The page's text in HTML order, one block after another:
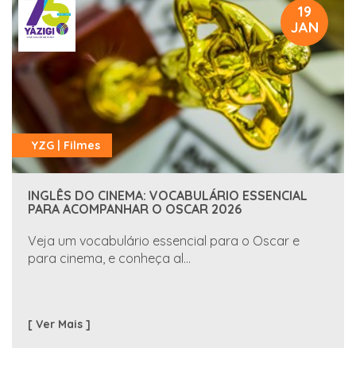
19
JAN
YZG | Filmes
INGLÊS DO CINEMA: VOCABULÁRIO ESSENCIAL
PARA ACOMPANHAR O OSCAR 2026
Veja um vocabulário essencial para o Oscar e
para cinema, e conheça al...
[ Ver Mais ]